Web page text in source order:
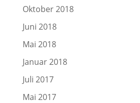
Oktober 2018
Juni 2018
Mai 2018
Januar 2018
Juli 2017
Mai 2017